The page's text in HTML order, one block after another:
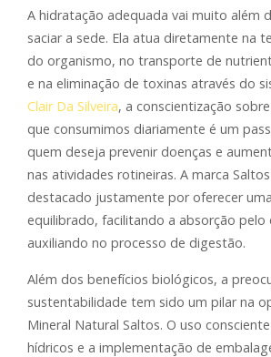
A hidratação adequada vai muito além
saciar a sede. Ela atua diretamente na
do organismo, no transporte de
e na eliminação de toxinas através do
Clair Da Silveira, a conscientização
que consumimos diariamente é um
quem deseja prevenir doenças e
nas atividades rotineiras. A marca
destacado justamente por oferecer
equilibrado, facilitando a absorção pelo
auxiliando no processo de digestão.
Além dos benefícios biológicos, a
sustentabilidade tem sido um pilar na
Mineral Natural Saltos. O uso
hídricos e a implementação de